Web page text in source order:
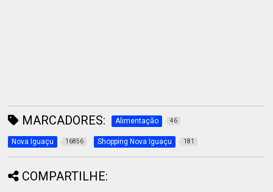
MARCADORES: Alimentação 46
Nova Iguaçu 16856 Shopping Nova Iguaçu 181
COMPARTILHE: